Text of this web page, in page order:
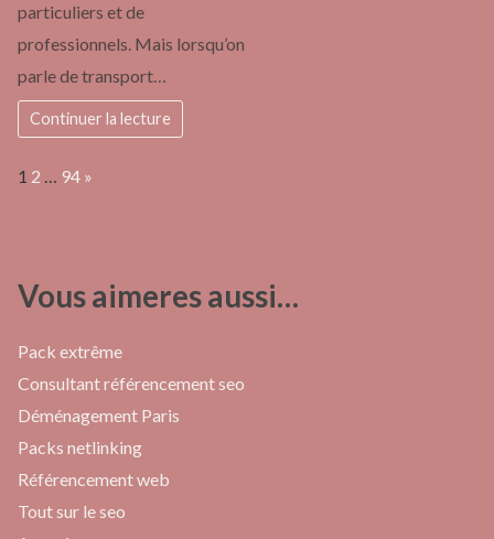
particuliers et de
professionnels. Mais lorsqu’on
parle de transport…
Continuer la lecture
Page:
1 2 … 94 Next
»
Vous aimeres aussi…
Pack extrême
Consultant référencement seo
Déménagement Paris
Packs netlinking
Référencement web
Tout sur le seo